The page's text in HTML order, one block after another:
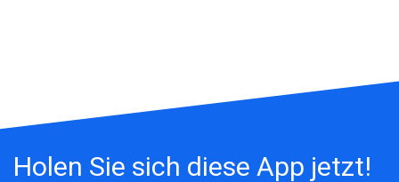
Holen Sie sich diese App jetzt!